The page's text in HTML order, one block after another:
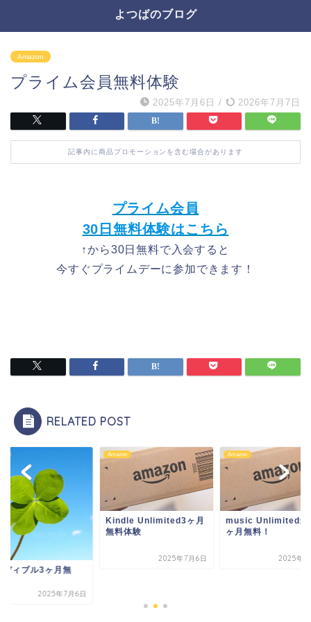
よつばのブログ
Amazon
プライム会員無料体験
2025年7月6日 / 2026年7月7日
記事内に商品プロモーションを含む場合があります
プライム会員
30日無料体験はこちら
↑から30日無料で入会すると
今すぐプライムデーに参加できます！
RELATED POST
ディブル3ヶ月無
2025年7月6日
Amazon
Kindle Unlimited3ヶ月
無料体験
2025年7月6日
Amazon
music Unlimited最
ヶ月無料！
2025年7